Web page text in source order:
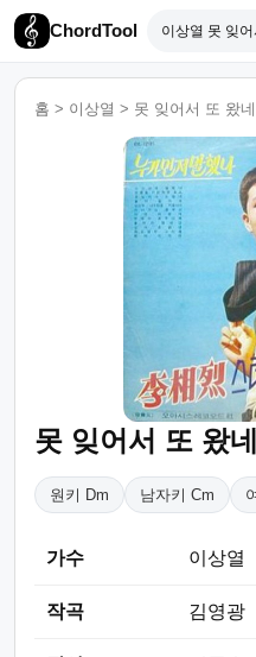
ChordTool
홈 > 이상열 > 못 잊어서 또 왔
못 잊어서 또 왔
원키 Dm 남자키 Cm
가수 이상열
작곡 김영광